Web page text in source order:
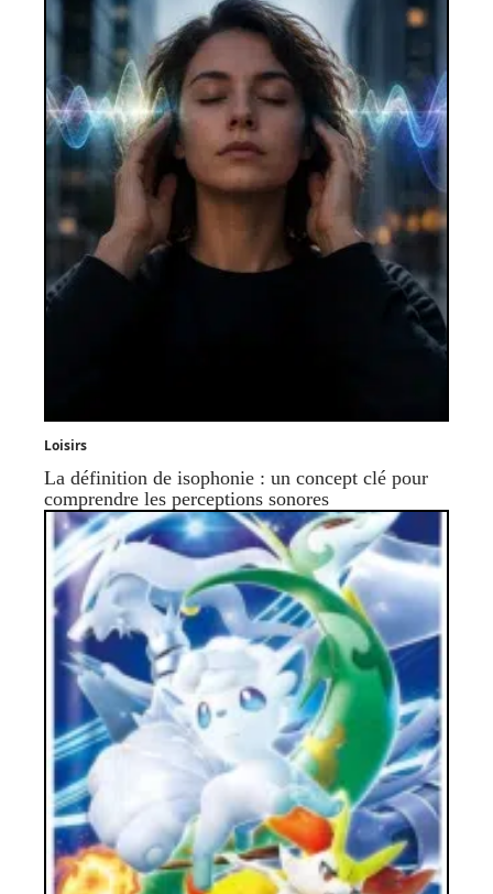
Loisirs
La définition de isophonie : un concept clé pour
comprendre les perceptions sonores